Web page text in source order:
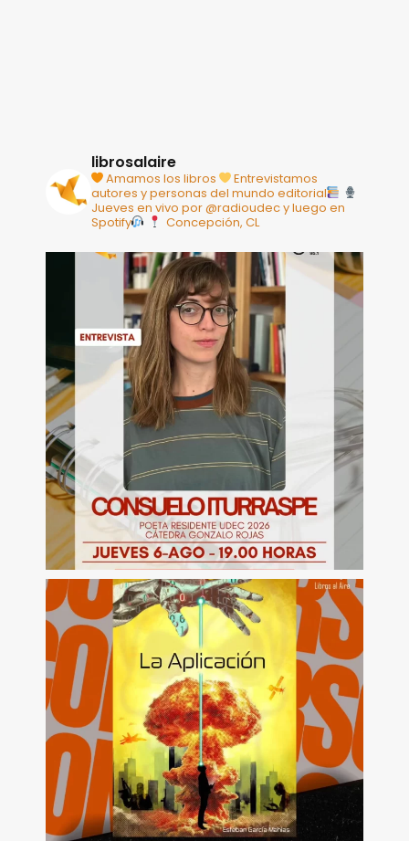
librosalaire
Amamos los libros
Entrevistamos
autores y personas del mundo editorial
Jueves en vivo por @radioudec y luego en
Spotify
Concepción, CL